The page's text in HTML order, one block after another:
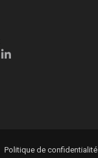
Politique de confidentialité